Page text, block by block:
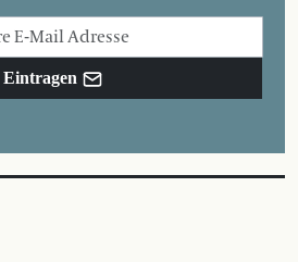
Eintragen